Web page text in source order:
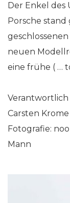
Der Enkel des
Porsche
neuen
eine frühe ( …
Carsten Krome
Fotografie:
Mann